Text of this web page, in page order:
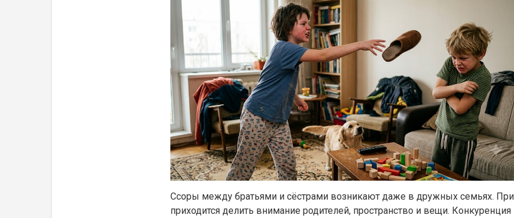
Ссоры между братьями и сёстрами возникают даже в дружных семьях.
приходится делить внимание родителей, пространство и вещи.